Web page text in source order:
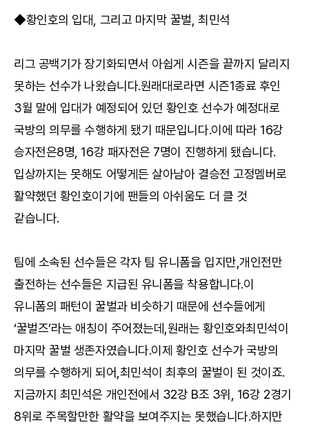
◆황인호의 입대, 그리고 마지막 꿀벌, 최민석
리그 공백기가 장기화되면서 아쉽게 시즌을 끝까지 달리지
못하는 선수가 나왔습니다.원래대로라면 시즌1종료 후인
3월 말에 입대가 예정되어 있던 황인호 선수가 예정대로
국방의 의무를 수행하게 됐기 때문입니다.이에 따라 16강
승자전은8명, 16강 패자전은 7명이 진행하게 됐습니다.
입상까지는 못해도 어떻게든 살아남아 결승전 고정멤버로
활약했던 황인호이기에 팬들의 아쉬움도 더 클 것
같습니다.
팀에 소속된 선수들은 각자 팀 유니폼을 입지만,개인전만
출전하는 선수들은 지급된 유니폼을 착용합니다.이
유니폼의 패턴이 꿀벌과 비슷하기 때문에 선수들에게
‘꿀벌즈’라는 애칭이 주어졌는데,원래는 황인호와최민석이
마지막 꿀벌 생존자였습니다.이제 황인호 선수가 국방의
의무를 수행하게 되어,최민석이 최후의 꿀벌이 된 것이죠.
지금까지 최민석은 개인전에서 32강 B조 3위, 16강 2경기
8위로 주목할만한 활약을 보여주지는 못했습니다.하지만